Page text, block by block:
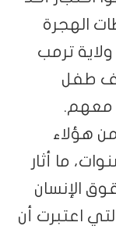
الهجرة
ولاية ترمب
بينما تعرض أكثر من 22 ألف طفل
معهم.
إلى أن نحو 36% من هؤلاء
ما أثار
الإنسان
اعتبرت أن